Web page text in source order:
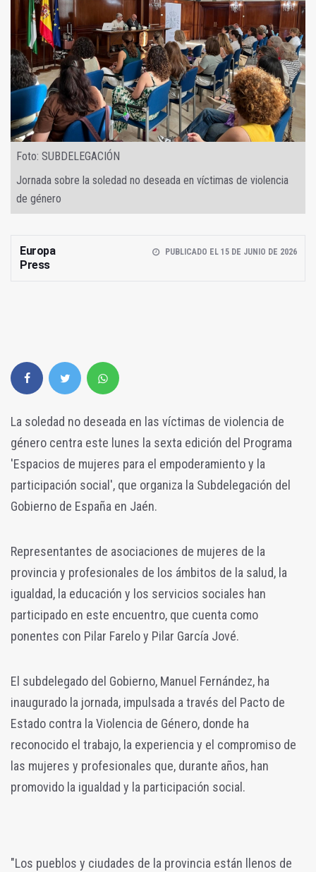
Foto: SUBDELEGACIÓN
Jornada sobre la soledad no deseada en víctimas de violencia
de género
Europa
Press
PUBLICADO EL 15 DE JUNIO DE 2026
La soledad no deseada en las víctimas de violencia de
género centra este lunes la sexta edición del Programa
'Espacios de mujeres para el empoderamiento y la
participación social', que organiza la Subdelegación del
Gobierno de España en Jaén.
Representantes de asociaciones de mujeres de la
provincia y profesionales de los ámbitos de la salud, la
igualdad, la educación y los servicios sociales han
participado en este encuentro, que cuenta como
ponentes con Pilar Farelo y Pilar García Jové.
El subdelegado del Gobierno, Manuel Fernández, ha
inaugurado la jornada, impulsada a través del Pacto de
Estado contra la Violencia de Género, donde ha
reconocido el trabajo, la experiencia y el compromiso de
las mujeres y profesionales que, durante años, han
promovido la igualdad y la participación social.
"Los pueblos y ciudades de la provincia están llenos de